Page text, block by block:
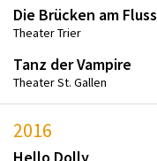
Die Brücken am Fluss
Theater Trier
Tanz der Vampire
Theater St. Gallen
2016
Hello Dolly